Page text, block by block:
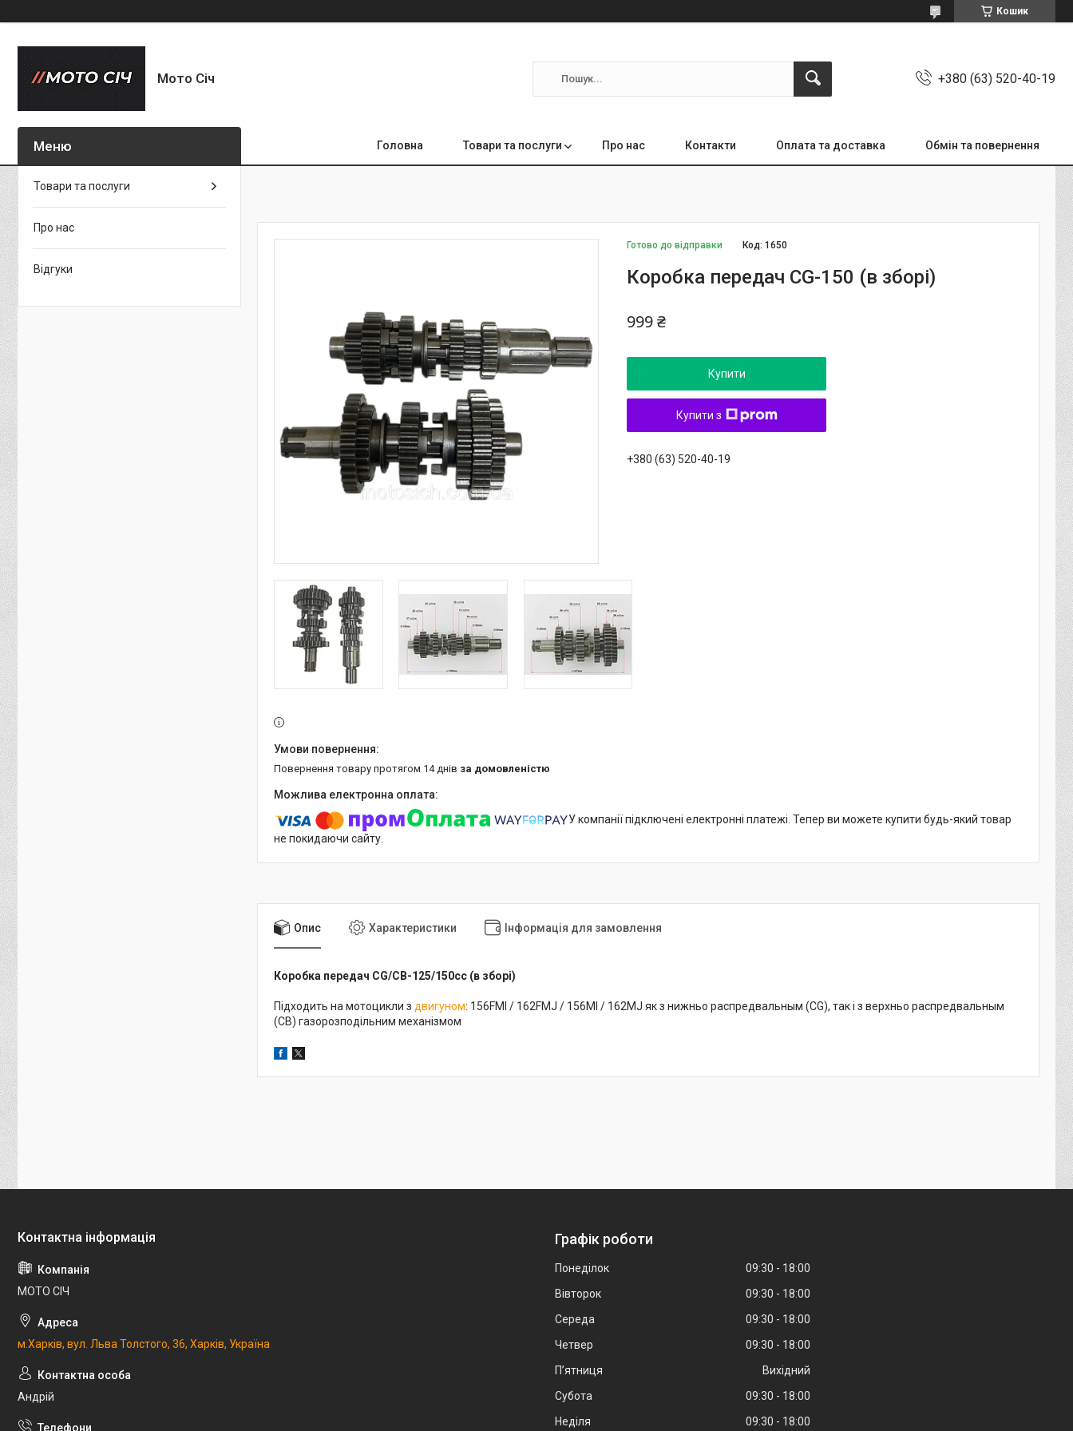
Кошик
Мото Січ +380 (63) 520-40-19
Головна Товари та послуги Про нас Контакти Оплата та доставка Обмін та повернення
Готово до відправки Код:1650
Коробка передач CG-150 (в зборі)
999 ₴
Купити
Купити з
+380 (63) 520-40-19
повернення товару протягом 14 днів за домовленістю
У компанії підключені електронні платежі. Тепер ви можете купити будь-який товар
не покидаючи сайту.
Опис Характеристики Інформація для замовлення
Коробка передач CG/CB-125/150cc (в зборі)
Підходить на мотоцикли з двигуном: 156FMI / 162FMJ / 156MI / 162MJ як з нижньо распредвальным (CG), так і з верхньо распредвальным
(CB) газорозподільним механізмом
Товари та послуги
Про нас
Відгуки
МОТО СІЧ
м.Харків, вул. Льва Толстого, 36, Харків, Україна
Андрій
Графік роботи
Понеділок 09:30
18:00
Вівторок
09:30
18:00
Середа
09:30
18:00
Четвер
09:30
18:00
Пʼятниця
Вихідний
Субота
09:30
18:00
Неділя
09:30 18:00